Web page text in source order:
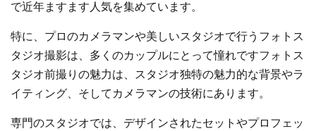
で近年ますます人気を集めています。
特に、プロのカメラマンや美しいスタジオで行うフォトス
タジオ撮影は、多くのカップルにとって憧れですフォトス
タジオ前撮りの魅力は、スタジオ独特の魅力的な背景やラ
イティング、そしてカメラマンの技術にあります。
専門のスタジオでは、デザインされたセットやプロフェッ